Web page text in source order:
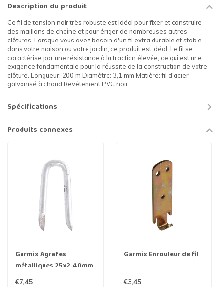
Description du produit
Ce fil de tension noir très robuste est idéal pour fixer et construire
des maillons de chaîne et pour ériger de nombreuses autres
clôtures. Lorsque vous avez besoin d'un fil extra durable et stable
dans votre maison ou votre jardin, ce produit est idéal. Le fil se
caractérise par une résistance à la traction élevée, ce qui est une
exigence fondamentale pour la réussite de la construction de votre
clôture. Longueur: 200 m Diamètre: 3,1 mm Matière: fil d'acier
galvanisé à chaud Revêtement PVC noir
Spécifications
Produits connexes
Garmix Agrafes
métalliques 25x2.40mm
250 pièces
€7,45
Garmix Enrouleur de fil
€3,45